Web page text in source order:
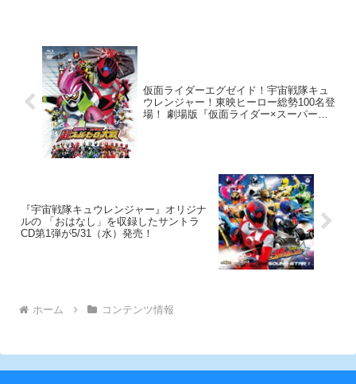
仮面ライダーエグゼイド！宇宙戦隊キュ
ウレンジャー！東映ヒーロー総勢100名登
場！ 劇場版『仮面ライダー×スーパー戦
『宇宙戦隊キュウレンジャー』オリジナ
ルの 「おはなし」を収録したサントラ
CD第1弾が5/31（水）発売！
ホーム コンテンツ情報